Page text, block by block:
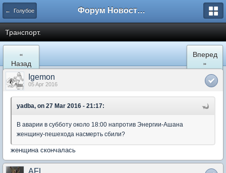
← Голубое Форум Новостройки
Транспорт.
«
Назад
Вперед
»
Igemon
05 Apr 2016
yadba, on 27 Mar 2016 - 21:17:
В аварии в субботу около 18:00 напротив Энергии-Ашана
женщину-пешехода насмерть сбили?
женщина скончалась
AFL